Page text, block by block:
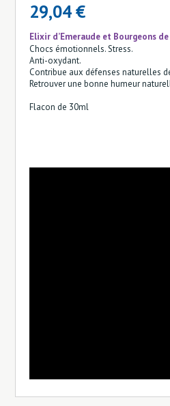
29,04 €
Elixir d’Emeraude et Bourgeons
Chocs émotionnels. Stress.
Anti-oxydant.
Contribue aux défenses naturelles
Retrouver une bonne humeur
Flacon de 30ml